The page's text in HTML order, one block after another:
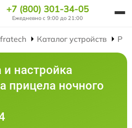
+7 (800) 301-34-05
Ежедневно с 9:00 до 21:00
Каталог устройств
настройка
прицела ночного